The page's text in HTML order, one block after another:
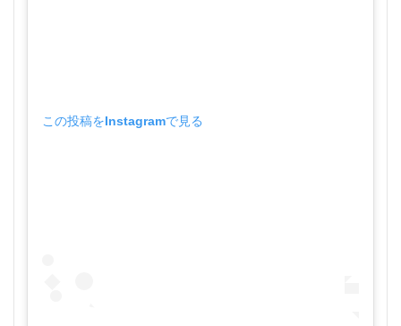
この投稿をInstagramで見る